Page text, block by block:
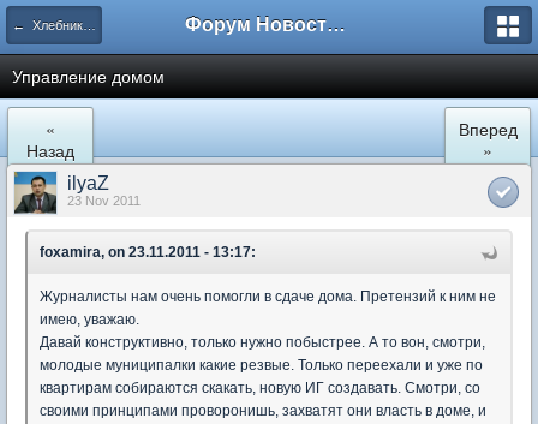
← Хлебниково Форум Новостройки
Управление домом
«
Назад
Вперед
»
ilyaZ
23 Nov 2011
foxamira, on 23.11.2011 - 13:17:
Журналисты нам очень помогли в сдаче дома. Претензий к ним не
имею, уважаю.
Давай конструктивно, только нужно побыстрее. А то вон, смотри,
молодые муниципалки какие резвые. Только переехали и уже по
квартирам собираются скакать, новую ИГ создавать. Смотри, со
своими принципами проворонишь, захватят они власть в доме, и